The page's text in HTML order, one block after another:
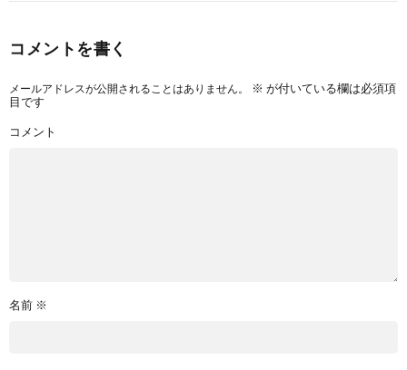
コメントを書く
メールアドレスが公開されることはありません。 ※ が付いている欄は必須項
目です
コメント
名前 ※